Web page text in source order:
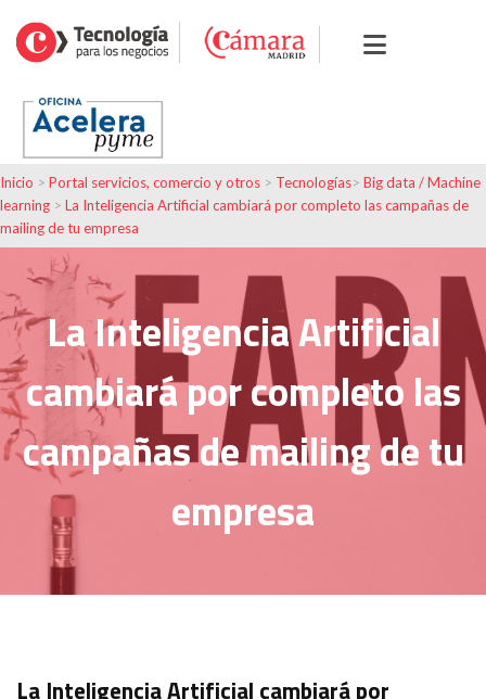
Inicio > Portal servicios, comercio y otros > Tecnologías> Big data / Machine
learning > La Inteligencia Artificial cambiará por completo las campañas de
mailing de tu empresa
La Inteligencia Artificial
cambiará por completo las
campañas de mailing de tu
empresa
La Inteligencia Artificial cambiará por